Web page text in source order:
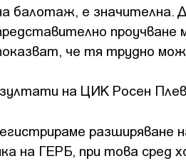
балотаж, е значителна.
че тя трудно
на ЦИК Росен
разширяване
на ГЕРБ, при това сред